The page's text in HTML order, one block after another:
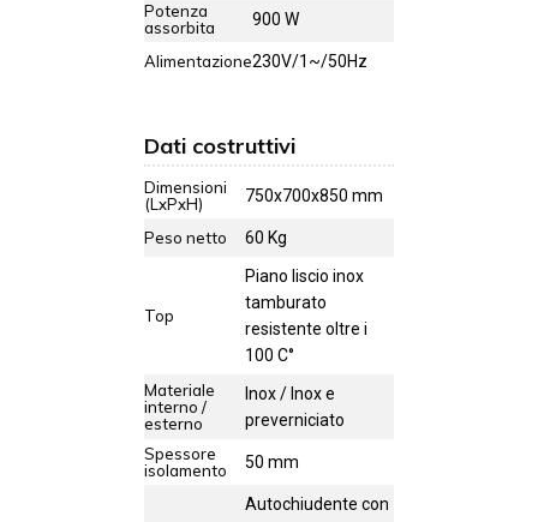
Potenza
assorbita
900 W
Alimentazione230V/1~/50Hz
Dati costruttivi
Dimensioni
(LxPxH)
750x700x850 mm
Peso netto 60 Kg
Top
Piano liscio inox
tamburato
resistente oltre i
100 C°
Materiale
interno /
esterno
Inox / Inox e
preverniciato
Spessore
isolamento
50 mm
Autochiudente con